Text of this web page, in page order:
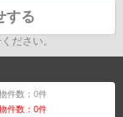
する
ださい。
件数：0件
件数：0件